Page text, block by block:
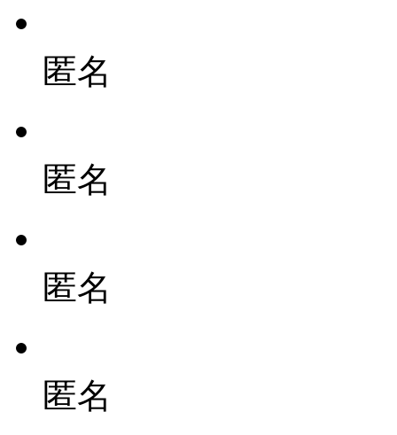
匿名
匿名
匿名
匿名